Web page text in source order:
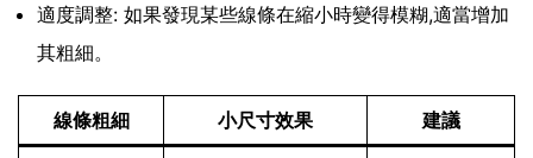
適度調整: 如果發現某些線條在縮小時變得模糊,適當增加
其粗細。
線條粗細 小尺寸效果 建議